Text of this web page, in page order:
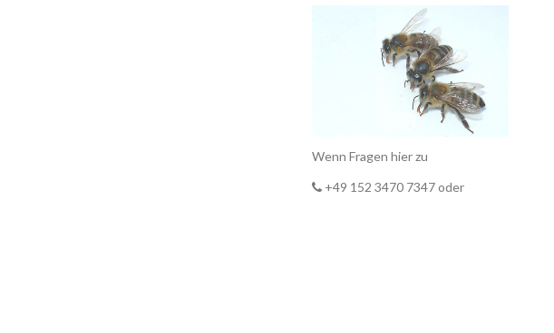
Wenn Fragen hier zu
+49 152 3470 7347 oder